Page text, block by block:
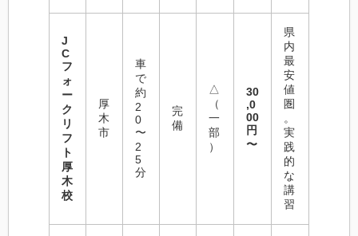
J
C
フ
ォ
ー
ク
リ
フ
ト
厚
木
校
厚
木
市
車
で
約
2
0
〜
2
5
分
完
備
△
（
一
部
）
30
,0
00
円
〜
県
内
最
安
値
圏
。
実
践
的
な
講
習